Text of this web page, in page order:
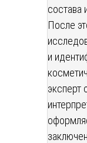
состава
После
и
эксперт